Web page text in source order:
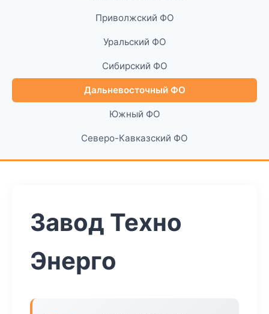
Приволжский ФО
Уральский ФО
Сибирский ФО
Дальневосточный ФО
Южный ФО
Северо-Кавказский ФО
Завод Техно
Энерго